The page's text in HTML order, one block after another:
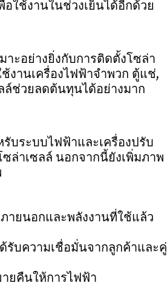
อใช้งานในช่วงเย็นได้อีกด้วย
าะอย่างยิ่งกับการติดตั้งโซล่า
งานเครื่องไฟฟ้าจำพวก ตู้แช่,
ล์ช่วยลดต้นทุนได้อย่างมาก
บระบบไฟฟ้าและเครื่องปรับ
ล่าเซลล์ นอกจากนี้ยังเพิ่มภาพ
ายนอกและพลังงานที่ใช้แล้ว
รับความเชื่อมั่นจากลูกค้าและคู่
ยคืนให้การไฟฟ้า